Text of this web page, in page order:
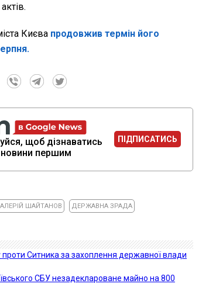
Києва продовжив термін його
щоб дізнаватись
новини першим
ПІДПИСАТИСЬ
ШАЙТАНОВ ДЕРЖАВНА ЗРАДА
Ситника за захоплення державної влади
СБУ незадеклароване майно на 800